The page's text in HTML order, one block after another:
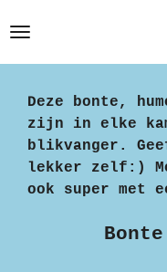
direct
naar
hoofdinhoud
Deze bonte,
zijn in elke
blikvanger.
lekker zelf:)
ook super met